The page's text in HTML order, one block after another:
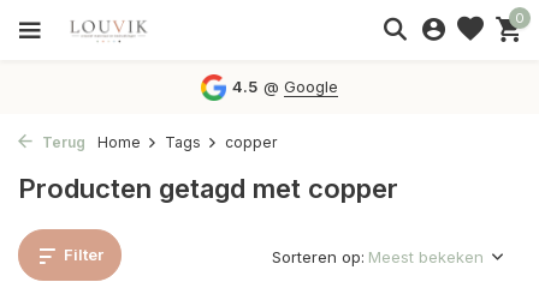
0
4.5 @Google
Terug Home Tags copper
Producten getagd met copper
Filter Sorteren op: